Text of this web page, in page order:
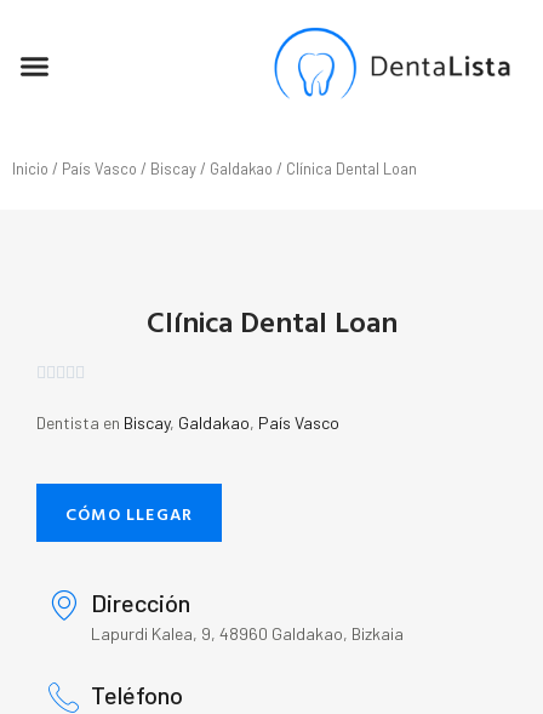
Inicio / País Vasco / Biscay/ Galdakao / Clínica Dental Loan
Clínica Dental Loan
    
Dentista en Biscay, Galdakao, País Vasco
CÓMO LLEGAR
Dirección
Lapurdi Kalea, 9, 48960 Galdakao, Bizkaia
Teléfono